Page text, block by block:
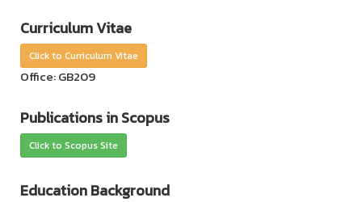
Curriculum Vitae
Click to Curriculum Vitae
Office: GB209
Publications in Scopus
Click to Scopus Site
Education Background